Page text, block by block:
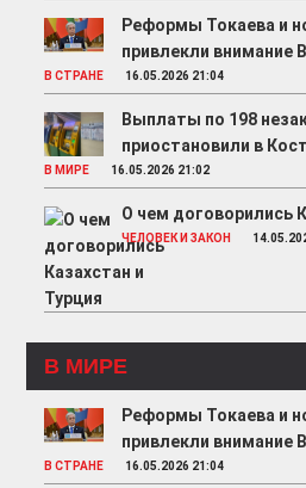
Реформы Токаева и
привлекли внимание
В СТРАНЕ 16.05.2026 21:04
Выплаты по 198
приостановили в
В МИРЕ 16.05.2026 21:02
О чем договорились
ЧЕЛОВЕК И ЗАКОН
В МИРЕ
Реформы Токаева и
привлекли внимание
В СТРАНЕ 16.05.2026 21:04